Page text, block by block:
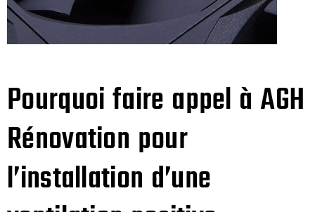
Pourquoi faire appel à AGH
Rénovation pour
l’installation d’une